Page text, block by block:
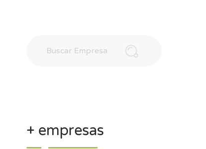
+ empresas